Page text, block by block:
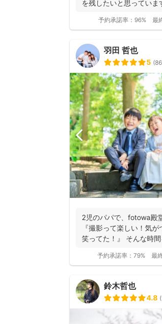
を残したいと思ってい
予約承諾率： 96% 最
羽田 哲也
5 (
2児のパパで、fotowa殿
『撮影って楽しい！気
笑ってた！』 そんな時
予約承諾率： 79% 最
鈴木哲也
4.8 (